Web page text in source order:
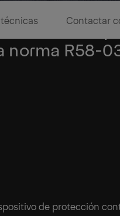
Contactar
contra
norma R58-
de protección